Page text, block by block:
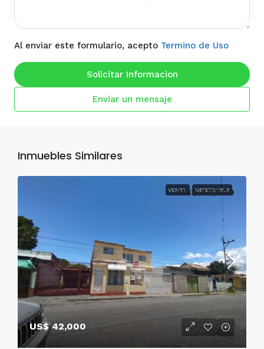
Al enviar este formulario, acepto Termino de Uso
Solicitar Informacion
Enviar un mensaje
Inmuebles Similares
VENTA NEGOCIABLE
US$ 42,000
US$ 42,000